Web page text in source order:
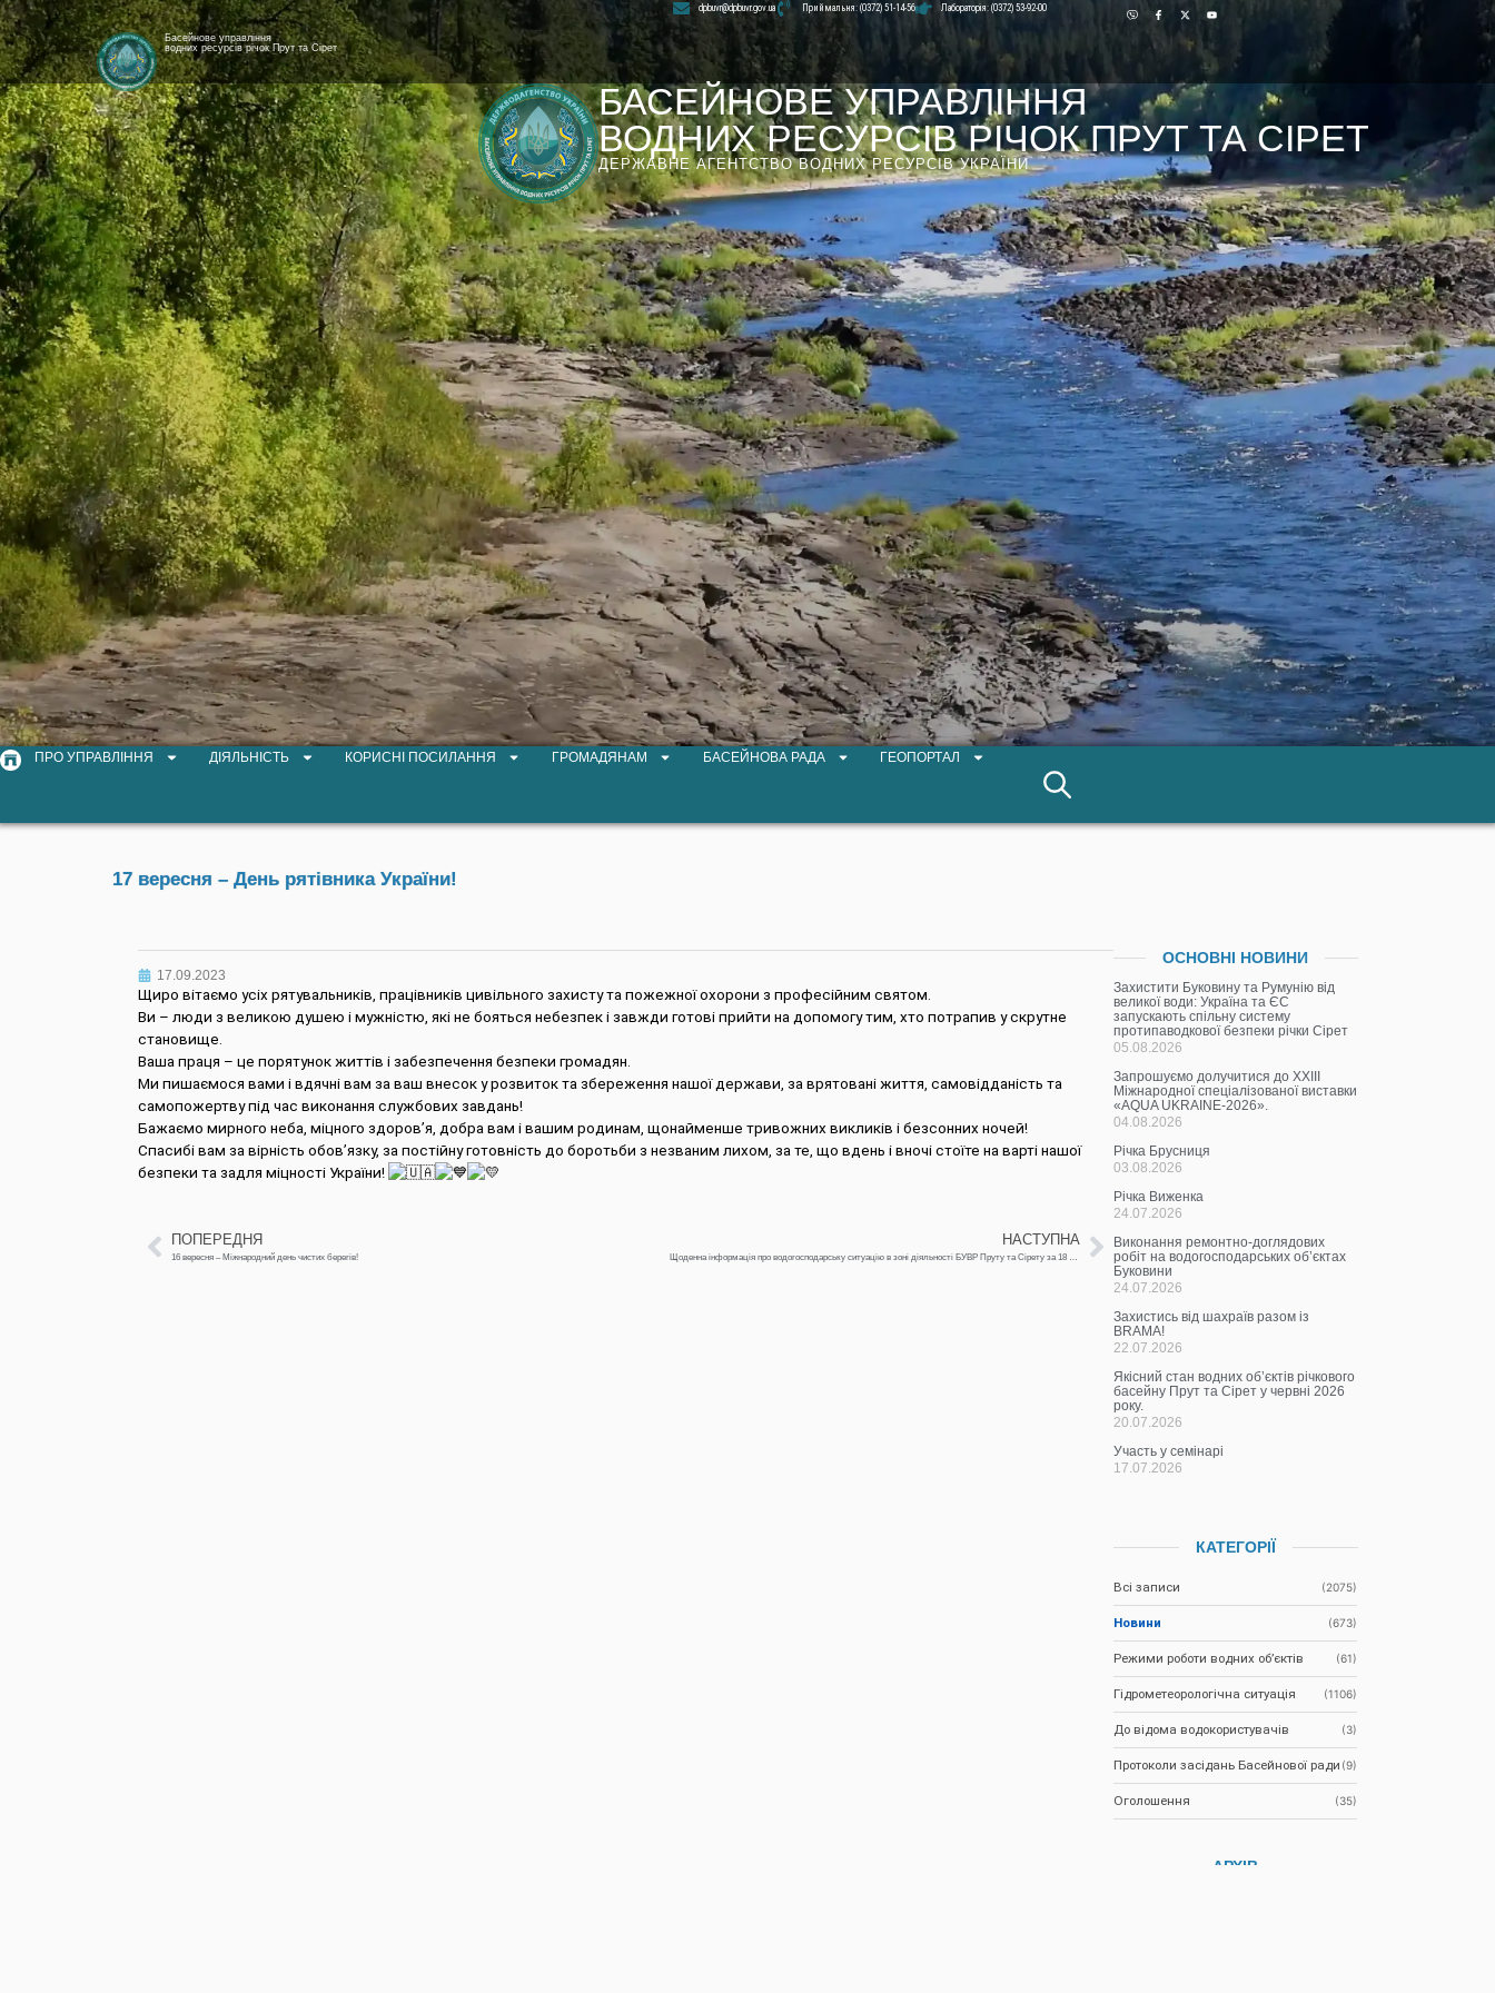
[newyear_garland]
Басейнове управління
водних ресурсів річок Прут та Сірет
Лабораторія: (0372) 53-92-00
dpbuvr@dpbuvr.gov.ua Приймальня: (0372) 51-14-56
БАСЕЙНОВЕ УПРАВЛІННЯ
ВОДНИХ РЕСУРСІВ РІЧОК ПРУТ ТА СІРЕТ
ДЕРЖАВНЕ АГЕНТСТВО ВОДНИХ РЕСУРСІВ УКРАЇНИ
ПРО УПРАВЛІННЯ ДІЯЛЬНІСТЬ КОРИСНІ ПОСИЛАННЯ ГРОМАДЯНАМ БАСЕЙНОВА РАДА ГЕОПОРТАЛ
17 вересня – День рятівника України!
17.09.2023
Щиро вітаємо усіх рятувальників, працівників цивільного захисту та пожежної охорони з професійним святом.
Ви – люди з великою душею і мужністю, які не бояться небезпек і завжди готові прийти на допомогу тим, хто потрапив у скрутне
становище.
Ваша праця – це порятунок життів і забезпечення безпеки громадян.
Ми пишаємося вами і вдячні вам за ваш внесок у розвиток та збереження нашої держави, за врятовані життя, самовідданість та
самопожертву під час виконання службових завдань!
Бажаємо мирного неба, міцного здоров’я, добра вам і вашим родинам, щонайменше тривожних викликів і безсонних ночей!
Спасибі вам за вірність обов’язку, за постійну готовність до боротьби з незваним лихом, за те, що вдень і вночі стоїте на варті нашої
безпеки та задля міцності України!
ПОПЕРЕДНЯ
16 вересня – Міжнародний день чистих берегів!
НАСТУПНА
Щоденна інформація про водогосподарську ситуацію в зоні діяльності БУВР Пруту та Сірету за 18 вересня 2023 р.
ОСНОВНІ НОВИНИ
Захистити Буковину та Румунію від
великої води: Україна та ЄС
запускають спільну систему
протипаводкової безпеки річки Сірет
05.08.2026
Запрошуємо долучитися до ХХІІІ
Міжнародної спеціалізованої виставки
«AQUA UKRAINE-2026».
04.08.2026
Річка Брусниця
03.08.2026
Річка Виженка
24.07.2026
Виконання ремонтно-доглядових
робіт на водогосподарських об’єктах
Буковини
24.07.2026
Захистись від шахраїв разом із
BRAMA!
22.07.2026
Якісний стан водних об’єктів річкового
басейну Прут та Сірет у червні 2026
року.
20.07.2026
Участь у семінарі
17.07.2026
КАТЕГОРІЇ
Всі записи (2075)
Новини (673)
Режими роботи водних об’єктів (61)
Гідрометеорологічна ситуація (1106)
До відома водокористувачів (3)
Протоколи засідань Басейнової ради (9)
Оголошення (35)
АРХІВ